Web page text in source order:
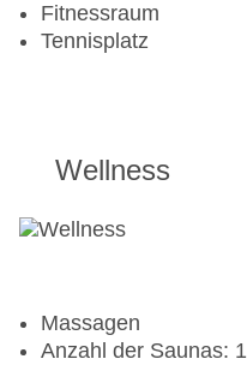
Fitnessraum
Tennisplatz
Wellness
Massagen
Anzahl der Saunas: 1